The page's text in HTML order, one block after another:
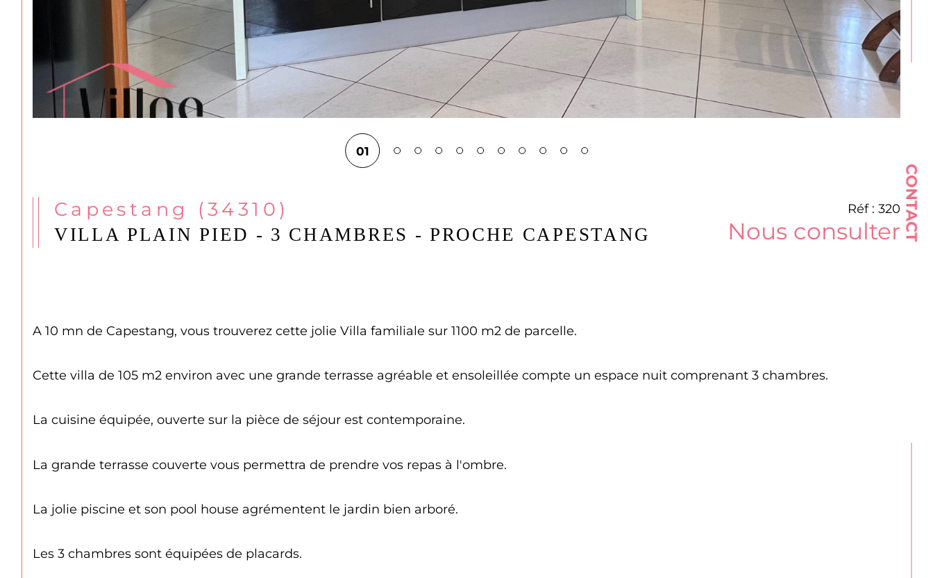
CONTACT
01
Capestang (34310)
VILLA PLAIN PIED - 3 CHAMBRES - PROCHE CAPESTANG
Réf : 320
Nous consulter
A 10 mn de Capestang, vous trouverez cette jolie Villa familiale sur 1100 m2 de parcelle.
Cette villa de 105 m2 environ avec une grande terrasse agréable et ensoleillée compte un espace nuit comprenant 3 chambres.
La cuisine équipée, ouverte sur la pièce de séjour est contemporaine.
La grande terrasse couverte vous permettra de prendre vos repas à l'ombre.
La jolie piscine et son pool house agrémentent le jardin bien arboré.
Les 3 chambres sont équipées de placards.